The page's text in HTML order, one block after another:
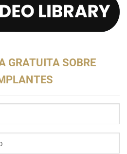
GRATUITA SOBRE